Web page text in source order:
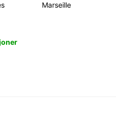
Marseille